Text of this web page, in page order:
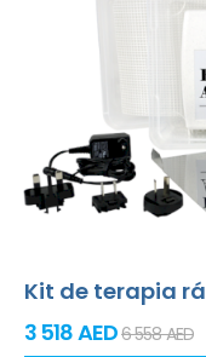
Kit de terapia
3 518 AED6 558 AED